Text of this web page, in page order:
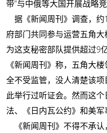
带”与中俄等大国开展战略
据《新闻周刊》调查，
府部门共同参与运营五角
为这支秘密部队提供超过9
《新闻周刊》称，五角大
全不受监管，没人清楚该
此举行过听证会。然而这
法、《日内瓦公约》和美军
《新闻周刊》不得不承认